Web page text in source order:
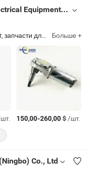
Hefei Ruihuaxin Mechanical and Electrical Equipment Co., Ltd.
для раздвижных устройств Elme, запчасти для осей Kessler, запчасти для осей Rockwell Больше +
150,00-260,00$/шт.
Co., Ltd